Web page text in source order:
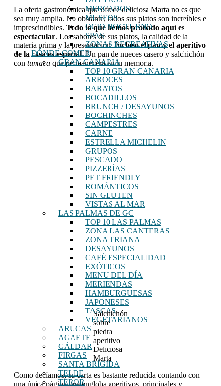
MERCADOS
MUSEOS
OCIO NOCTURNO
SPAS
ZONAS RECREATIVAS
DÓNDE COMER
GRAN CANARIA
TOP 10 GRAN CANARIA
ARROCES
BARATOS
BOCADILLOS
BRUNCH / DESAYUNOS
BOCHINCHES
CAMPESTRES
CARNE
ESTRELLA MICHELIN
GRUPOS
PESCADO
PIZZERÍAS
PET FRIENDLY
ROMÁNTICOS
SIN GLUTEN
VISTAS AL MAR
LAS PALMAS DE GC
TOP 10 LAS PALMAS
ZONA LAS CANTERAS
ZONA TRIANA
DESAYUNOS
CAFÉ ESPECIALIDAD
EXÓTICOS
MENU DEL DÍA
MERIENDAS
HAMBURGUESAS
JAPONESES
TASCAS
VEGETARIANOS
ARUCAS
AGAETE
GÁLDAR
FIRGAS
SANTA BRÍGIDA
TELDE
TEROR
La oferta gastronómica que ofrece deliciosa Marta no es que
sea muy amplia. No obstante, todos sus platos son increíbles e
imprescindibles. Todo lo que hemos probado aquí es
espectacular. Los sabores de sus platos, la calidad de la
materia prima y la presentación. Incluso el pan y el aperitivo
de la casa es especial. Un pan de nueces casero y salchichón
con tumaca que permanecerá en tu memoria.
Salchichón
sobre
piedra
aperitivo
Deliciosa
Marta
Como decíamos, su carta es bastante reducida contando con
una única página que engloba aperitivos, principales y